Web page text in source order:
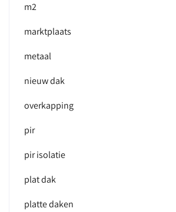
m2
marktplaats
metaal
nieuw dak
overkapping
pir
pir isolatie
plat dak
platte daken